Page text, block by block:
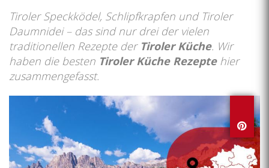
Tiroler Speckködel, Schlipfkrapfen und Tiroler
Daumnidei – das sind nur drei der vielen
traditionellen Rezepte der Tiroler Küche. Wir
haben die besten Tiroler Küche Rezepte hier
zusammengefasst.